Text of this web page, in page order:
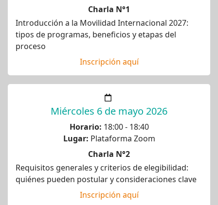
Charla N°1
Introducción a la Movilidad Internacional 2027:
tipos de programas, beneficios y etapas del
proceso
Inscripción aquí
Miércoles 6 de mayo 2026
Horario: 18:00 - 18:40
Lugar: Plataforma Zoom
Charla N°2
Requisitos generales y criterios de elegibilidad:
quiénes pueden postular y consideraciones clave
Inscripción aquí